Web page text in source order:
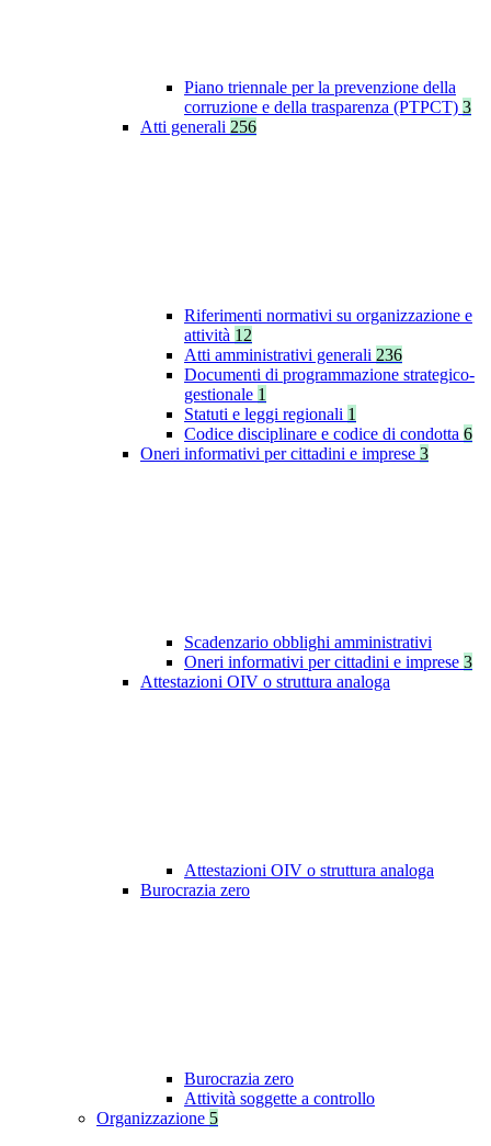
Piano triennale per la prevenzione della
corruzione e della trasparenza (PTPCT) 3
Atti generali 256
Riferimenti normativi su organizzazione e
attività 12
Atti amministrativi generali 236
Documenti di programmazione strategico-
gestionale 1
Statuti e leggi regionali 1
Codice disciplinare e codice di condotta 6
Oneri informativi per cittadini e imprese 3
Scadenzario obblighi amministrativi
Oneri informativi per cittadini e imprese 3
Attestazioni OIV o struttura analoga
Attestazioni OIV o struttura analoga
Burocrazia zero
Burocrazia zero
Attività soggette a controllo
Organizzazione 5